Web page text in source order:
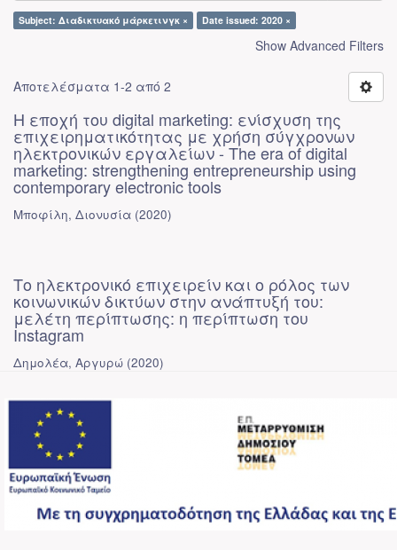
Subject: Διαδικτυακό μάρκετινγκ × Date issued: 2020 ×
Show Advanced Filters
Αποτελέσματα 1-2 από 2
Η εποχή του digital marketing: ενίσχυση της
επιχειρηματικότητας με χρήση σύγχρονων
ηλεκτρονικών εργαλείων - The era of digital
marketing: strengthening entrepreneurship using
contemporary electronic tools
Μποφίλη, Διονυσία (2020)
Το ηλεκτρονικό επιχειρείν και ο ρόλος των
κοινωνικών δικτύων στην ανάπτυξή του:
μελέτη περίπτωσης: η περίπτωση του
Instagram
Δημολέα, Αργυρώ (2020)